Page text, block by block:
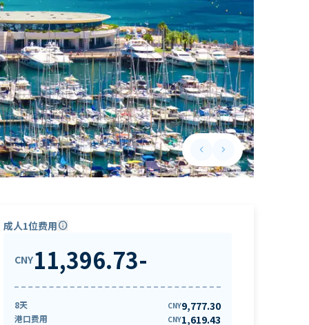
keyboard_arrow_leftPrevious slide
keyboard_arrow_rightNext slide
成人1位费用info
CNY11,396.73-
8天 CNY9,777.30
港口费用 CNY1,619.43